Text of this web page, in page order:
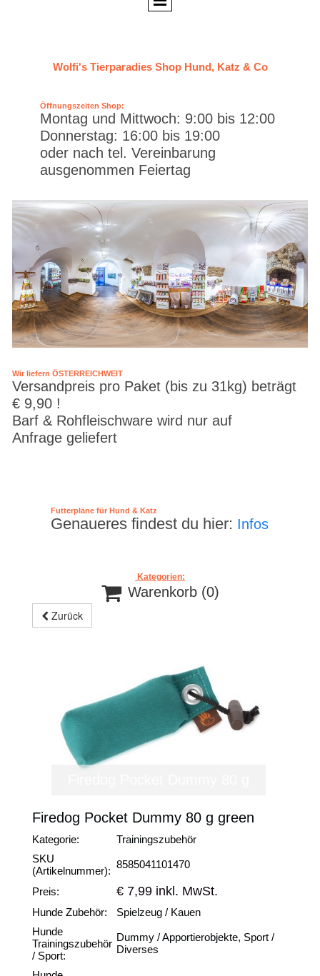
Wolfi's Tierparadies Shop Hund, Katz & Co
Öffnungszeiten Shop:
Montag und Mittwoch: 9:00 bis 12:00
Donnerstag: 16:00 bis 19:00
oder nach tel. Vereinbarung
ausgenommen Feiertag
Wir liefern ÖSTERREICHWEIT
Versandpreis pro Paket (bis zu 31kg) beträgt
€ 9,90 !
Barf & Rohfleischware wird nur auf
Anfrage geliefert
Futterpläne für Hund & Katz
Genaueres findest du hier: Infos
Kategorien:
 Warenkorb (0)
Zurück
Firedog Pocket Dummy 80 g green
Kategorie:
Trainingszubehör
SKU
(Artikelnummer):
8585041101470
Preis: € 7,99 inkl. MwSt.
Hunde Zubehör:
Spielzeug / Kauen
Hunde
Trainingszubehör
/ Sport:
Dummy / Apportierobjekte, Sport /
Diverses